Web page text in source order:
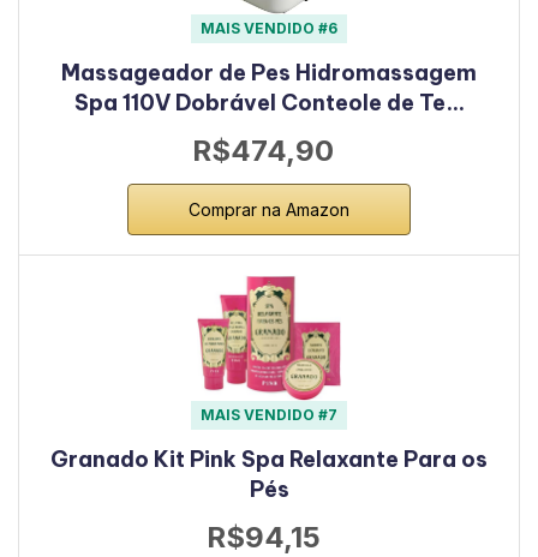
MAIS VENDIDO #6
Massageador de Pes Hidromassagem
Spa 110V Dobrável Conteole de Te…
R$474,90
Comprar na Amazon
MAIS VENDIDO #7
Granado Kit Pink Spa Relaxante Para os
Pés
R$94,15